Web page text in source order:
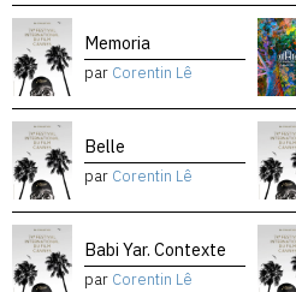
Memoria
par Corentin Lê
Belle
par Corentin Lê
Babi Yar. Contexte
par Corentin Lê